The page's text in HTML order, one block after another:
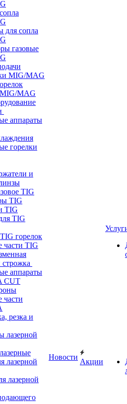
сопла
газовые
MIG/MAG
MAG
аппараты
горелки
и
TIG
TIG
TIG
TIG
горелок
части TIG
строжка
аппараты
CUT
части
резка и
лазерной
лазерной
лазерной
Новости
Акции